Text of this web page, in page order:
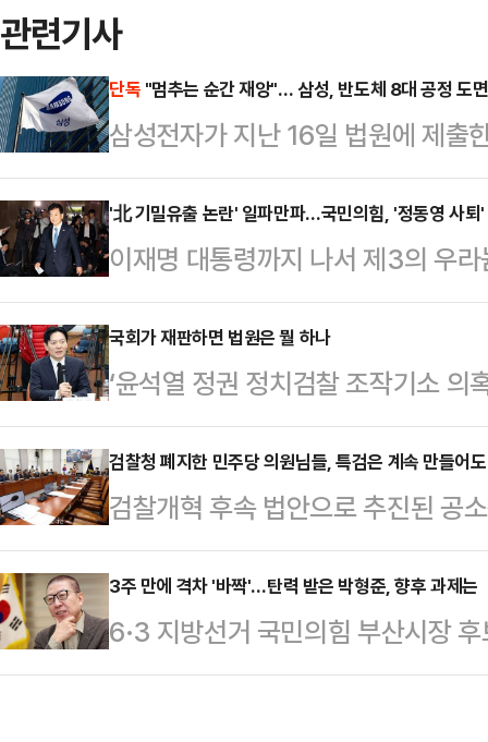
관련기사
단독 "멈추는 순간 재앙"… 삼성, 반도체 8대 공정 도
삼성전자가 지난 16일 법원에 제출
는 사측의 위기감을 뒷받침하는 총
증)가 포함된 것으로 확인됐다. 삼
될 경우 발생할 수 있는 경제적·물
측은 과거 삼성전자 기흥·평택 공
장 화재 사례 등을 증거로 제출하며
원에서 수조원의 피해가 발생한다
함께 제출해 이번…
'北 기밀유출 논란' 일파만파…국민의힘, '정동영 사퇴'
이재명 대통령까지 나서 제3의 우
부 장관의 기밀 유출 논란 대응에
끌어올렸다. 이번 사안을 역대급 외
을 촉구하는 한편 사퇴 압박까지 전
21일 페이스북에 이 대통령이 정동
호한 것을 두고 "미국과 헤어질 결
프가 묻는다. '한미동맹? or 한중동
한중동맹…
국회가 재판하면 법원은 뭘 하나
‘윤석열 정권 정치검찰 조작기소 의
도 진행 중이다. 이미 법원에 넘겨
더불어민주당이 ‘조작기소 의혹사
대해 국정조사를 벌이는 것인지 도
정할 일이라면 굳이 국정조사라는
집권당이 ‘조작기소’라고 평가할
의를 통해 공소 무효를 선언하는 법
더 바람직한 방법이라…
검찰청 폐지한 민주당 의원님들, 특검은 계속 만들어
검찰개혁 후속 법안으로 추진된 공
법이 지난달 국회 본회의를 통과하
형사사법 체계 출범이 예고됐다.
이를 '수사와 기소의 분리'라는 오
중된 권한을 나누고, 견제와 균형을
3주 만에 격차 '바짝'…탄력 받은 박형준, 향후 과제는
6·3 지방선거 국민의힘 부산시장
섭다. 이달 초만 해도 더불어민주당